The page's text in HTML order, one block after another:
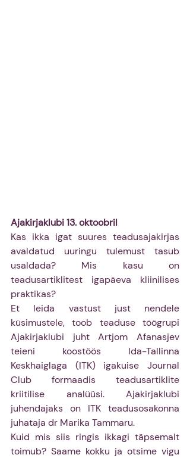
Ajakirjaklubi 13. oktoobril
Kas ikka igat suures teadusajakirjas
avaldatud uuringu tulemust tasub
usaldada? Mis kasu on
teadusartiklitest igapäeva kliinilises
praktikas?
Et leida vastust just nendele
küsimustele, toob teaduse töögrupi
Ajakirjaklubi juht Artjom Afanasjev
teieni koostöös Ida-Tallinna
Keskhaiglaga (ITK) igakuise Journal
Club formaadis teadusartiklite
kriitilise analüüsi. Ajakirjaklubi
juhendajaks on ITK teadusosakonna
juhataja dr Marika Tammaru.
Kuid mis siis ringis ikkagi täpsemalt
toimub? Saame kokku ja otsime vigu